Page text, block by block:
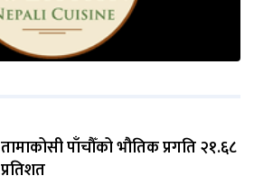
तामाकोसी पाँचौँको भौतिक प्रगति २१.६८
प्रतिशत